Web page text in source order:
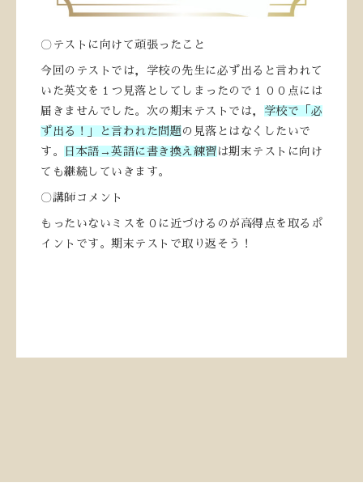
〇テストに向けて頑張ったこと
今回のテストでは，学校の先生に必ず出ると言われて
いた英文を１つ見落としてしまったので１００点には
届きませんでした。次の期末テストでは，
学校で「必
ず出る！」と言われた問題 の見落とはなくしたいで
す。
日本語→英語に書き換え練習 は期末テストに向け
ても継続していきます。
〇講師コメント
もったいないミスを０に近づけるのが高得点を取るポ
イントです。期末テストで取り返そう！